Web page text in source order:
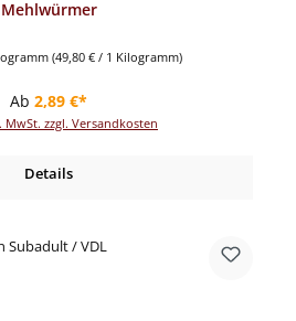
Mehlwürmer
(49,80 € / 1 Kilogramm)
Regulärer Preis:
Ab 2,89 €*
MwSt. zzgl. Versandkosten
Details